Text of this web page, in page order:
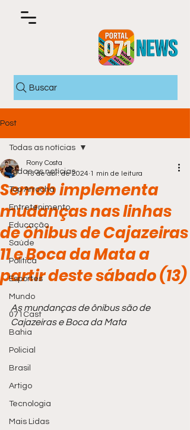
Buscar
Post
Todas as notícias
Top Arrocha
Entretenimento
Educação
Saúde
Política
Esportes
Mundo
071Cast
Bahia
Policial
Brasil
Artigo
Tecnologia
Mais Lidas
Todas as notícias
Semob implementa
mudanças nas linhas
de ônibus de Cajazeiras
11 e Boca da Mata a
partir deste sábado (13)
Rony Costa
13 de abr. de 2024 1 min de leitura
As mundanças de ônibus são de
Cajazeiras e Boca da Mata